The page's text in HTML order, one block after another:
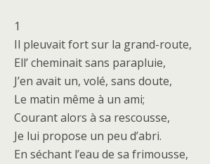
1
Il pleuvait fort sur la grand-route,
Ell’ cheminait sans parapluie,
J’en avait un, volé, sans doute,
Le matin même à un ami;
Courant alors à sa rescousse,
Je lui propose un peu d’abri.
En séchant l’eau de sa frimousse,